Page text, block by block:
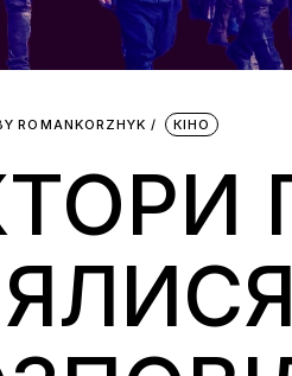
ROMANKORZHYK КІНО